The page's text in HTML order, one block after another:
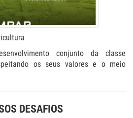
conjunto da classe
os seus valores e o meio
DESAFIOS